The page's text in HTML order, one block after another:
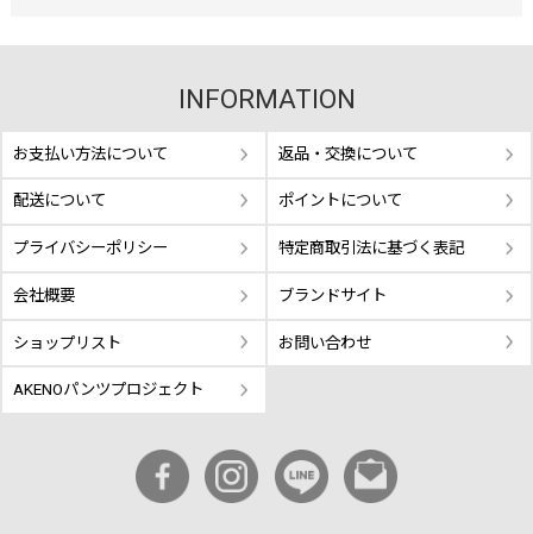
INFORMATION
お支払い方法について 返品・交換について
配送について ポイントについて
プライバシーポリシー 特定商取引法に基づく表記
会社概要 ブランドサイト
ショップリスト お問い合わせ
AKENOパンツプロジェクト